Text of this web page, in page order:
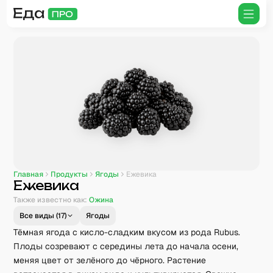
Главная Продукты Ягоды Ежевика
Ежевика
Также известно как: Ожина
Все виды (17) Ягоды
Тёмная ягода с кисло-сладким вкусом из рода Rubus.
Плоды созревают с середины лета до начала осени,
меняя цвет от зелёного до чёрного. Растение